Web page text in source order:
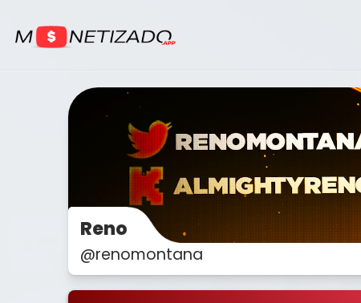
Reno
@renomontana